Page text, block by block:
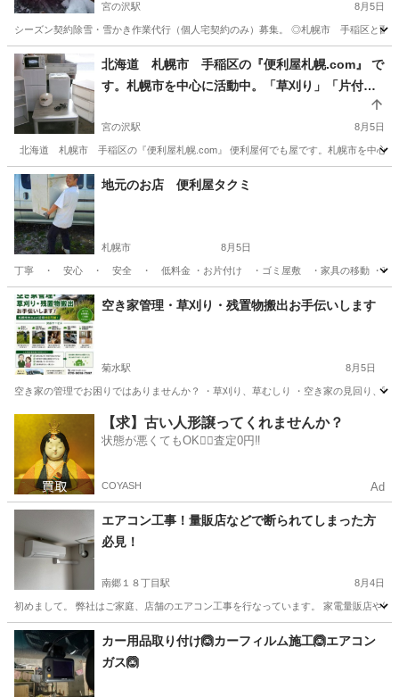
基本料金６００００円から～
宮の沢駅 8月5日
シーズン契約除雪・雪かき作業代行（個人宅契約のみ）募集。 ◎札幌市 手稲区と
北海道 宮の沢駅 便利屋 除雪作業
北海道 札幌市 手稲区の『便利屋札幌.com』 で
す。札幌市を中心に活動中。「草刈り」「片付
宮の沢駅 8月5日
北海道 札幌市 手稲区の『便利屋札幌.com』 便利屋何でも屋です。札幌市を中心に
北海道 札幌市 宮の沢駅 便利屋
地元のお店 便利屋タクミ
札幌市 8月5日
丁寧 ・ 安心 ・ 安全 ・ 低料金 ・お片付け ・ゴミ屋敷 ・家具の移動 ・草
北海道 札幌市 便利屋 無料
空き家管理・草刈り・残置物搬出お手伝いします
菊水駅 8月5日
空き家の管理でお困りではありませんか？ ・草刈り、草むしり ・空き家の見回り、
菊水駅 便利屋 草むしり
【求】古い人形譲ってくれませんか？
状態が悪くてもOK🙆‍♀️査定0円‼️
COYASH Ad
エアコン工事！量販店などで断られてしまった方
必見！
南郷１８丁目駅 8月4日
初めまして。 弊社はご家庭、店舗のエアコン工事を行なっています。 家電量販店や
北海道 札幌市 南郷１８丁目駅 便利屋 無料
カー用品取り付け🙆カーフィルム施工🙆エアコン
ガス🙆